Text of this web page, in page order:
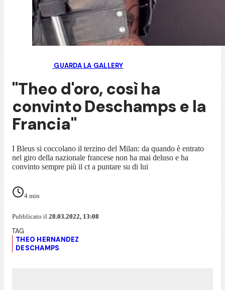
GUARDA LA GALLERY
"Theo d'oro, così ha
convinto Deschamps e la
Francia"
I Bleus si coccolano il terzino del Milan: da quando è entrato
nel giro della nazionale francese non ha mai deluso e ha
convinto sempre più il ct a puntare su di lui
4 min
Pubblicato il 28.03.2022, 13:08
THEO HERNANDEZ
DESCHAMPS